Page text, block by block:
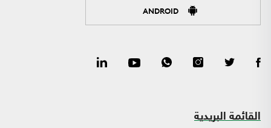
ANDROID
القائمة البريدية